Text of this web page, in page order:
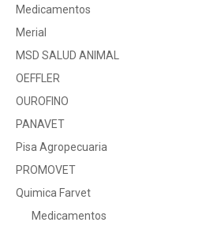
Medicamentos
Merial
MSD SALUD ANIMAL
OEFFLER
OUROFINO
PANAVET
Pisa Agropecuaria
PROMOVET
Quimica Farvet
Medicamentos